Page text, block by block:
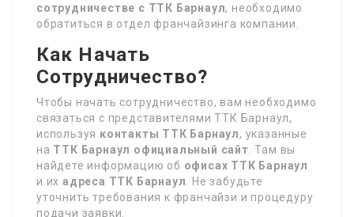
сотрудничестве с ТТК Барнаул, необходимо
обратиться в отдел франчайзинга компании.
Как Начать
Сотрудничество?
Чтобы начать сотрудничество, вам необходимо
связаться с представителями ТТК Барнаул,
используя контакты ТТК Барнаул, указанные
на ТТК Барнаул официальный сайт . Там вы
найдете информацию об офисах ТТК Барнаул
и их адреса ТТК Барнаул . Не забудьте
уточнить требования к франчайзи и процедуру
подачи заявки.